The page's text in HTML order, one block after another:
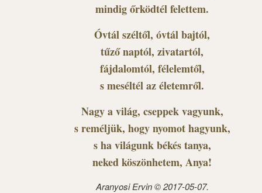
mindig őrködtél felettem.
Óvtál széltől, óvtál bajtól,
tűző naptól, zivatartól,
fájdalomtól, félelemtől,
s meséltél az életemről.
Nagy a világ, cseppek vagyunk,
s reméljük, hogy nyomot hagyunk,
s ha világunk békés tanya,
neked köszönhetem, Anya!
Aranyosi Ervin © 2017-05-07.